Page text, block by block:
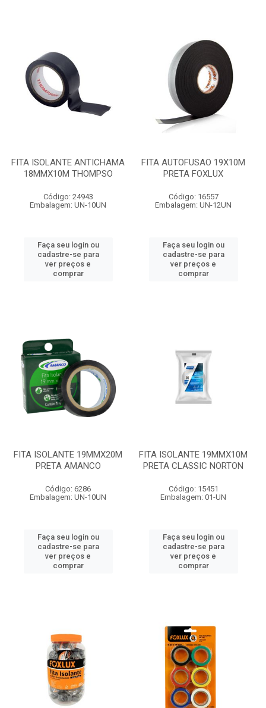
FITA ISOLANTE ANTICHAMA
18MMX10M THOMPSO
Código: 24943
Embalagem: UN-10UN
Faça seu login ou
cadastre-se para
ver preços e
comprar
FITA AUTOFUSAO 19X10M
PRETA FOXLUX
Código: 16557
Embalagem: UN-12UN
Faça seu login ou
cadastre-se para
ver preços e
comprar
FITA ISOLANTE 19MMX20M
PRETA AMANCO
Código: 6286
Embalagem: UN-10UN
Faça seu login ou
cadastre-se para
ver preços e
comprar
FITA ISOLANTE 19MMX10M
PRETA CLASSIC NORTON
Código: 15451
Embalagem: 01-UN
Faça seu login ou
cadastre-se para
ver preços e
comprar